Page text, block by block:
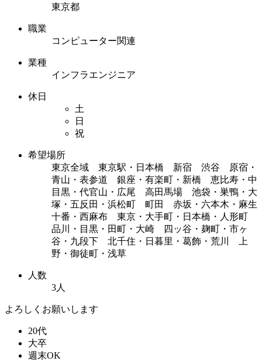
東京都
職業
コンピューター関連
業種
インフラエンジニア
休日
土
日
祝
希望場所
東京全域 東京駅・日本橋 新宿 渋谷 原宿・
青山・表参道 銀座・有楽町・新橋 恵比寿・中
目黒・代官山・広尾 高田馬場 池袋・巣鴨・大
塚・五反田・浜松町 町田 赤坂・六本木・麻生
十番・西麻布 東京・大手町・日本橋・人形町
品川・目黒・田町・大崎 四ッ谷・麹町・市ヶ
谷・九段下 北千住・日暮里・葛飾・荒川 上
野・御徒町・浅草
人数
3人
よろしくお願いします
20代
大卒
週末OK